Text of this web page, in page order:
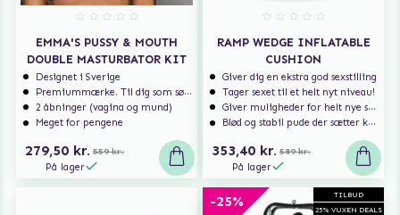
EMMA'S PUSSY & MOUTH
DOUBLE MASTURBATOR KIT
Designet i Sverige
Premiummærke. Til dig som søger ekstra høj kvalitet.
2 åbninger (vagina og mund)
Meget for pengene
279,50 kr. 559 kr.
På lager
RAMP WEDGE INFLATABLE
CUSHION
Giver dig en ekstra god sexstilling
Tager sexet til et helt nyt niveau!
Giver muligheder for helt nye spændende stillinger
Blød og stabil pude der sætter komfort først
353,40 kr. 589 kr.
På lager
TILBUD
25% VUXEN DEALS
-25%